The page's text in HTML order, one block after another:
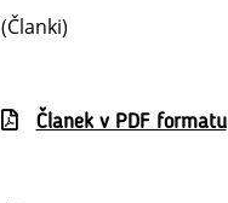
(Članki)
Članek v PDF formatu